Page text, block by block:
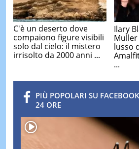
C'è un deserto dove
compaiono figure visibili
solo dal cielo: il mistero
irrisolto da 2000 anni ...
Ilary
lusso
...
PIÙ POPOLARI SU
24 ORE